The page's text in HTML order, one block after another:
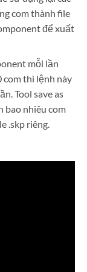
com thành file
để xuất
mỗi lần
com thì lệnh này
Tool save as
bao nhiêu com
.skp riêng.